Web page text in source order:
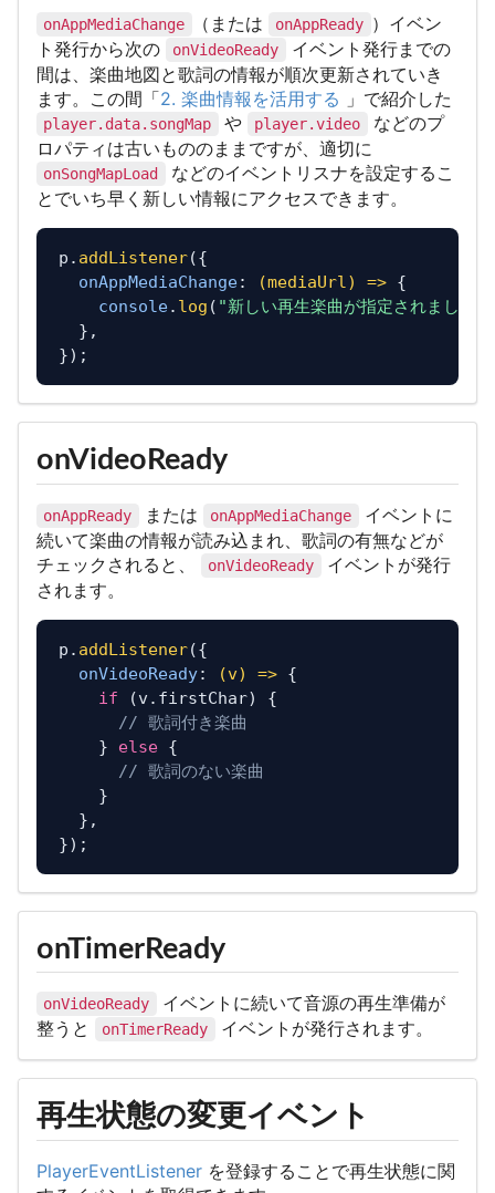
onAppMediaChange （または onAppReady ）イベン
ト発行から次の
onVideoReady
イベント発行までの
間は、楽曲地図と歌詞の情報が順次更新されていき
ます。この間「2. 楽曲情報を活用する 」で紹介した
player.data.songMap や player.video
などのプ
ロパティは古いもののままですが、適切に
onSongMapLoad
などのイベントリスナを設定するこ
とでいち早く新しい情報にアクセスできます。
p. addListener({
onAppMediaChange: (mediaUrl) => {
console. log ( "新しい再生楽曲が指定されました:"
  },
onVideoReady
onAppReady または onAppMediaChange
イベントに
続いて楽曲の情報が読み込まれ、歌詞の有無などが
チェックされると、
onVideoReady
イベントが発行
されます。
p. addListener({
onVideoReady: (v) => {
if (v. firstChar) {
// 歌詞付き楽曲
    }
else {
// 歌詞のない楽曲
    }
  },
onTimerReady
onVideoReady
イベントに続いて音源の再生準備が
整うと
onTimerReady イベントが発行されます。
再生状態の変更イベント
PlayerEventListener を登録することで再生状態に関